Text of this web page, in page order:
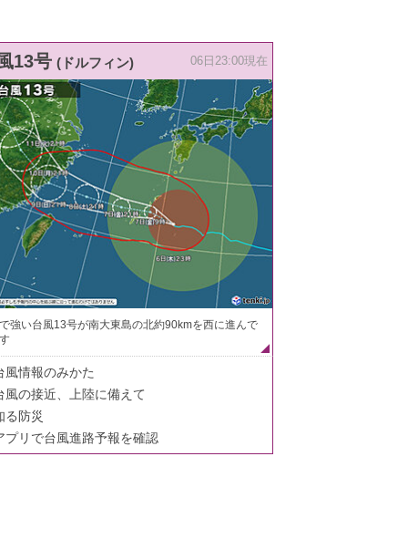
13号 (ドルフィン) 06日23:00現在
強い台風13号が南大東島の北約90kmを西に進んで
風情報のみかた
風の接近、上陸に備えて
る防災
プリで台風進路予報を確認